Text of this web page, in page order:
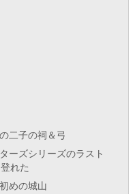
二子の祠＆弓
ーズシリーズのラスト
れた
めの城山